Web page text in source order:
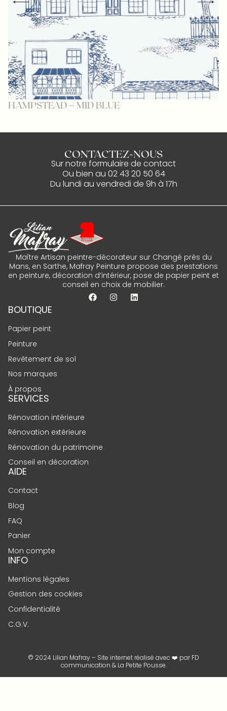
HAMPSTEAD – MID BLUE
CONTACTEZ-NOUS
Sur notre formulaire de contact
Ou bien au 02 43 20 50 64
Du lundi au vendredi de 9h à 17h
Maître Artisan peintre-décorateur sur Changé près du
Mans, en Sarthe, Mafray Peinture propose des prestations
en peinture, décoration d’intérieur, pose de papier peint et
conseil en choix de mobilier.
BOUTIQUE
Papier peint
Peinture
Revêtement de sol
Nos marques
À propos
SERVICES
Rénovation intérieure
Rénovation extérieure
Rénovation du patrimoine
Conseil en décoration
AIDE
Contact
Blog
FAQ
Panier
Mon compte
INFO
Mentions légales
Gestion des cookies
Confidentialité
C.G.V.
© 2024 Lilian Mafray – Site internet réalisé avec ❤️ parFD
communication & La Petite Pousse.